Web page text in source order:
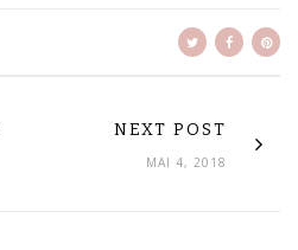
NEXT POST
MAI 4, 2018